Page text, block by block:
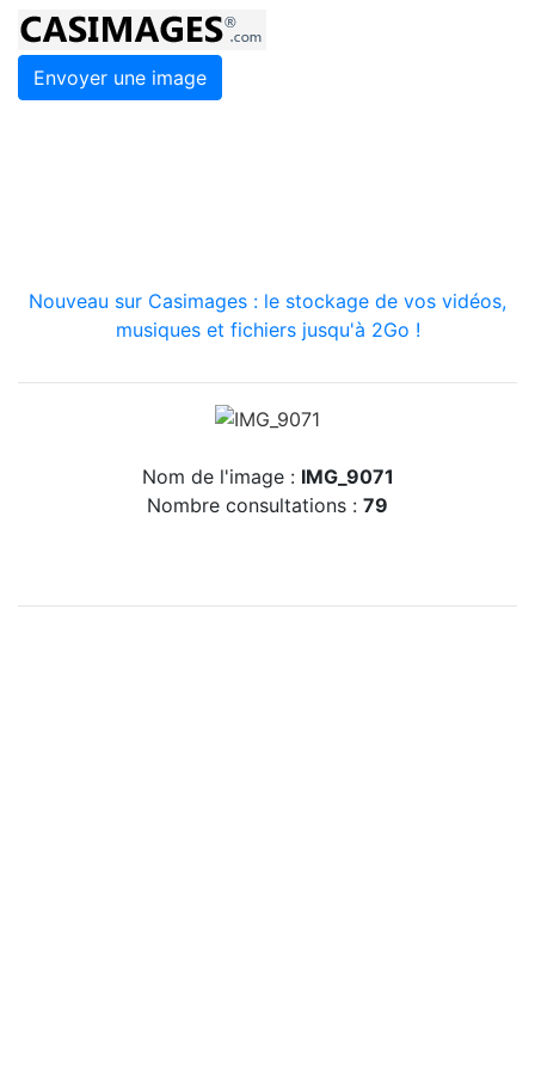
Envoyer une image
Nouveau sur Casimages : le stockage de vos vidéos,
musiques et fichiers jusqu'à 2Go !
Nom de l'image : IMG_9071
Nombre consultations : 79